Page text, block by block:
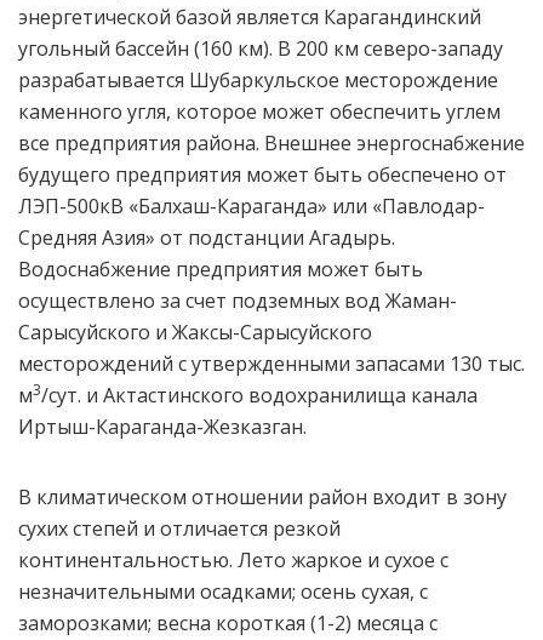
энергетической базой является Карагандинский
угольный бассейн (160 км). В 200 км северо-западу
разрабатывается Шубаркульское месторождение
каменного угля, которое может обеспечить углем
все предприятия района. Внешнее энергоснабжение
будущего предприятия может быть обеспечено от
ЛЭП-500кВ «Балхаш-Караганда» или «Павлодар-
Средняя Азия» от подстанции Агадырь.
Водоснабжение предприятия может быть
осуществлено за счет подземных вод Жаман-
Сарысуйского и Жаксы-Сарысуйского
месторождений с утвержденными запасами 130 тыс.
м3/сут. и Актастинского водохранилища канала
Иртыш-Караганда-Жезказган.
В климатическом отношении район входит в зону
сухих степей и отличается резкой
континентальностью. Лето жаркое и сухое с
незначительными осадками; осень сухая, с
заморозками; весна короткая (1-2) месяца с